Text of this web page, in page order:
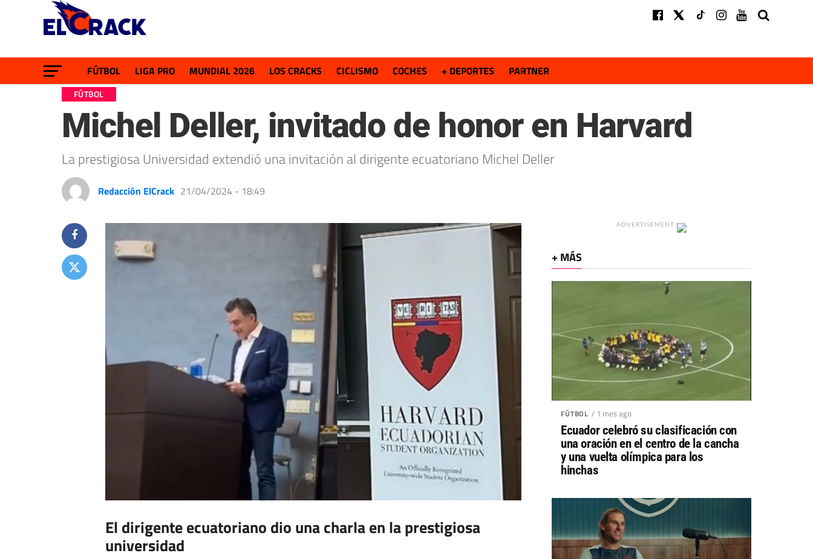
FÚTBOL LIGA PRO MUNDIAL 2026 LOS CRACKS CICLISMO COCHES + DEPORTES PARTNER
FÚTBOL
Michel Deller, invitado de honor en Harvard
La prestigiosa Universidad extendió una invitación al dirigente ecuatoriano Michel Deller
Redacción ElCrack 21/04/2024 - 18:49
El dirigente ecuatoriano dio una charla en la prestigiosa
universidad
ADVERTISEMENT
+ MÁS
FÚTBOL / 1 mes ago
Ecuador celebró su clasificación con
una oración en el centro de la cancha
y una vuelta olímpica para los
hinchas